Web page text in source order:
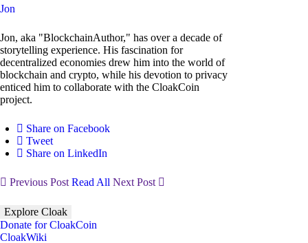
Jon
Jon, aka "BlockchainAuthor," has over a decade of
storytelling experience. His fascination for
decentralized economies drew him into the world of
blockchain and crypto, while his devotion to privacy
enticed him to collaborate with the CloakCoin
project.
Share on Facebook
Tweet
Share on LinkedIn
Previous Post Read All Next Post
Explore Cloak
Donate for CloakCoin
CloakWiki